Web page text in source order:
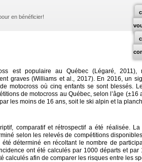
en bénéficier!
est populaire au Québec (Légaré,
graves (Williams et al., 2017). En 2016, un
motocross où cinq enfants se sont blessés.
de motocross au Québec, selon l’âge
les moins de 16 ans, soit le ski alpin et la
comparatif et rétrospectif a été réalisée.
selon les relevés de compétitions
été déterminé en récoltant le nombre de
ont été calculés par 1000 départs et
calculés afin de comparer les risques entre les